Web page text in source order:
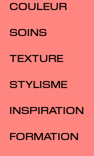
COULEUR
SOINS
TEXTURE
STYLISME
INSPIRATION
FORMATION